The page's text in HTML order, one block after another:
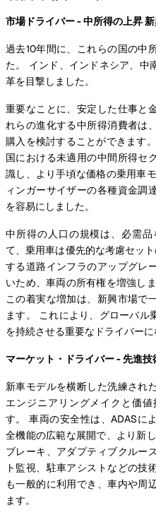
市場ドライバー - 中所得の上昇
過去10年間に、これらの国の中
た。 インド、インドネシア、中
革を目撃しました。
重要なことに、安定した仕事と
れらの進化する中所得消費者は
購入を検討することができます
国における未適用の中間所得セ
識し、より手頃な価格の乗用車
ィンガーサイザーの各種資金調
を容易にしました。
中所得の人口の規模は、必需
て、乗用車は優先的な考慮セッ
する道路インフラのアップグレ
いため、車両の所有権を増強し
この着実な増加は、新興市場で
ます。 これにより、グローバル
を持続させる重要なドライバーに
マーケット・ドライバー - 先進技
新車モデルを横断した洗練され
エンジニアリングメイクと価
す。 車両の安全性は、ADASに
全機能の広範な展開で、より新
ブレーキ、アダプティブクルー
ト監視、駐車アシストなどの技
も一般的に利用でき、車内や周
ます。